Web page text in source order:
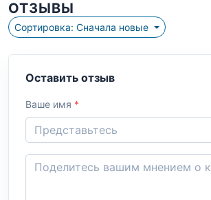
ОТЗЫВЫ
Сортировка: Сначала новые
Оставить отзыв
Ваше имя *